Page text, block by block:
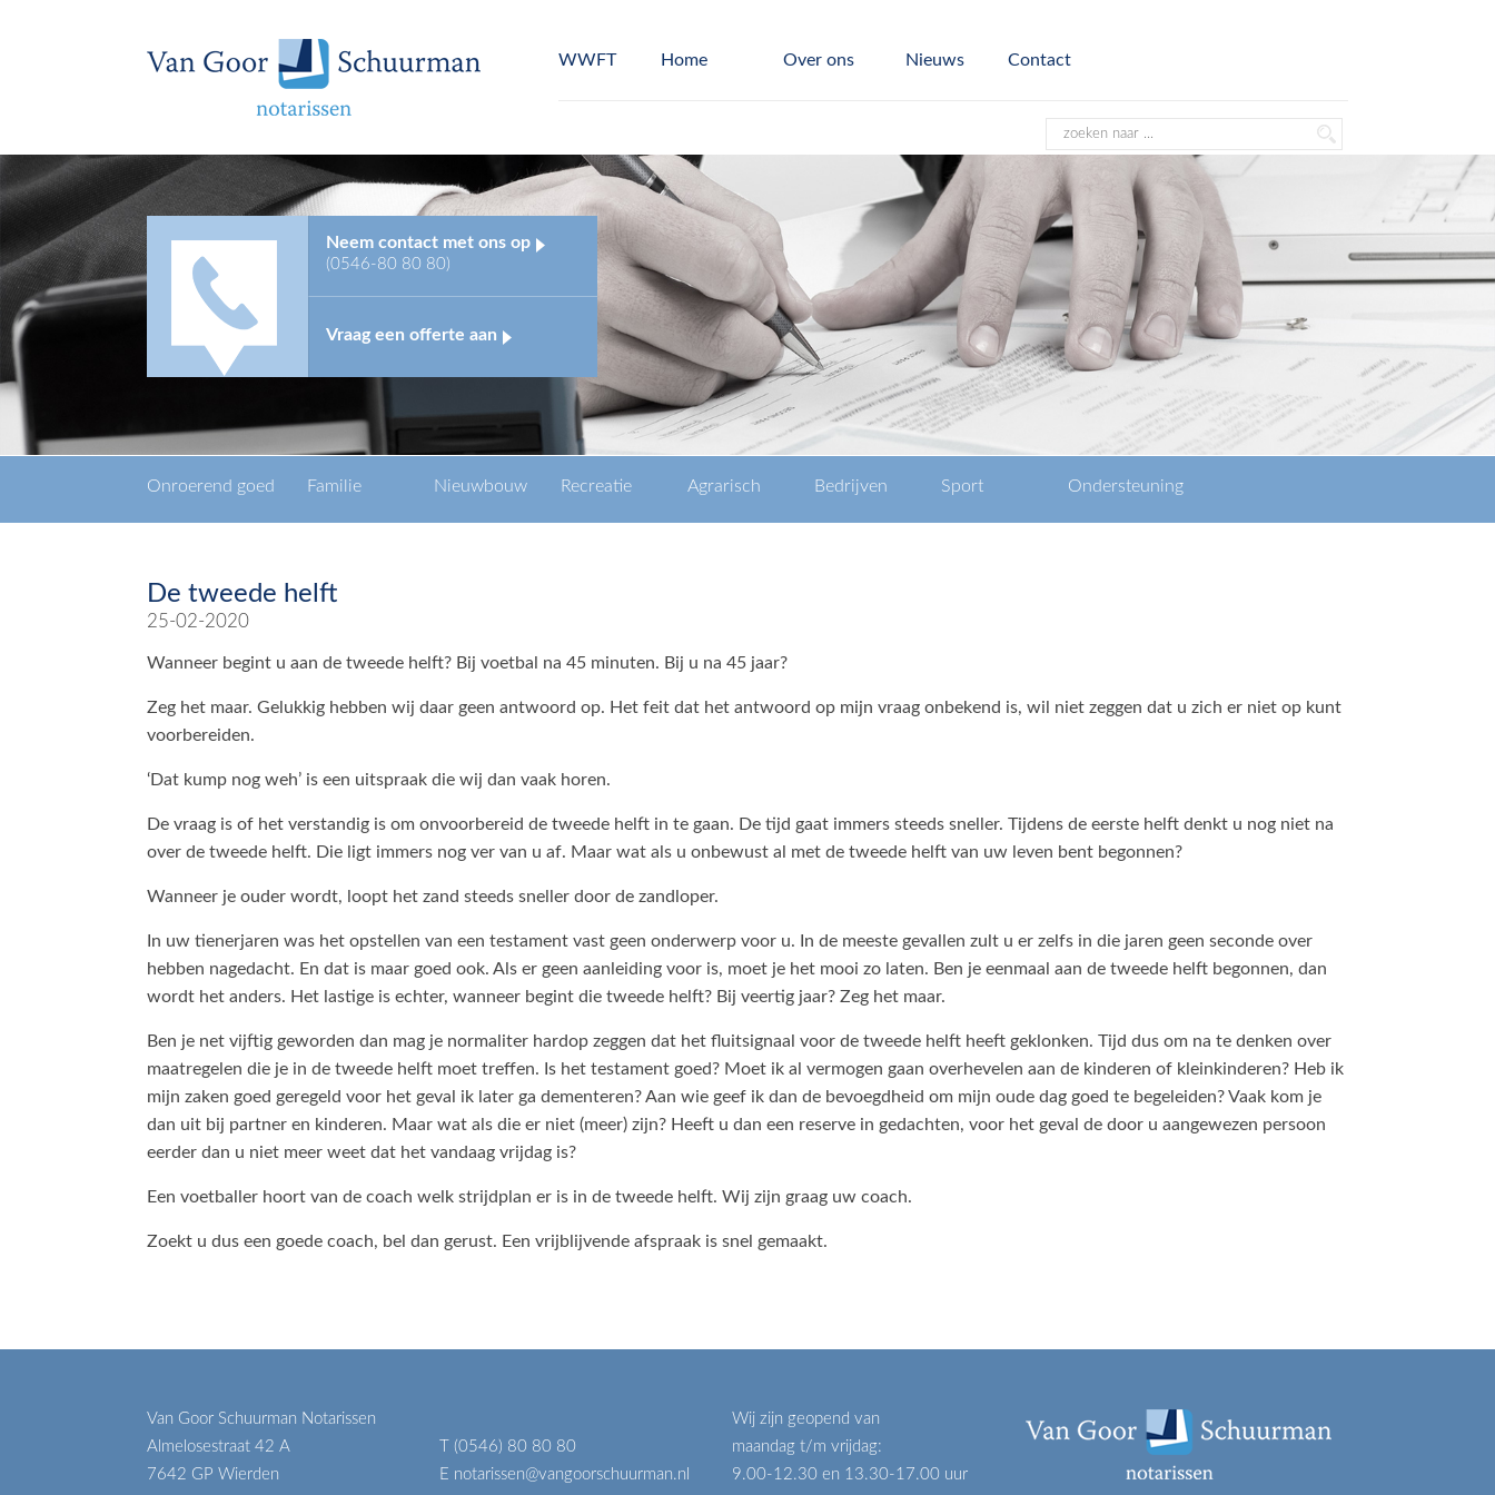
WWFT Home Over ons Nieuws Contact
Neem contact met ons op
(0546-80 80 80)
Vraag een offerte aan
Onroerend goed Familie Nieuwbouw Recreatie Agrarisch Bedrijven Sport Ondersteuning
De tweede helft
25-02-2020
Wanneer begint u aan de tweede helft? Bij voetbal na 45 minuten. Bij u na 45 jaar?
Zeg het maar. Gelukkig hebben wij daar geen antwoord op. Het feit dat het antwoord op mijn vraag onbekend is, wil niet zeggen dat u zich er niet op kunt
voorbereiden.
‘Dat kump nog weh’ is een uitspraak die wij dan vaak horen.
De vraag is of het verstandig is om onvoorbereid de tweede helft in te gaan. De tijd gaat immers steeds sneller. Tijdens de eerste helft denkt u nog niet na
over de tweede helft. Die ligt immers nog ver van u af. Maar wat als u onbewust al met de tweede helft van uw leven bent begonnen?
Wanneer je ouder wordt, loopt het zand steeds sneller door de zandloper.
In uw tienerjaren was het opstellen van een testament vast geen onderwerp voor u. In de meeste gevallen zult u er zelfs in die jaren geen seconde over
hebben nagedacht. En dat is maar goed ook. Als er geen aanleiding voor is, moet je het mooi zo laten. Ben je eenmaal aan de tweede helft begonnen, dan
wordt het anders. Het lastige is echter, wanneer begint die tweede helft? Bij veertig jaar? Zeg het maar.
Ben je net vijftig geworden dan mag je normaliter hardop zeggen dat het fluitsignaal voor de tweede helft heeft geklonken. Tijd dus om na te denken over
maatregelen die je in de tweede helft moet treffen. Is het testament goed? Moet ik al vermogen gaan overhevelen aan de kinderen of kleinkinderen? Heb ik
mijn zaken goed geregeld voor het geval ik later ga dementeren? Aan wie geef ik dan de bevoegdheid om mijn oude dag goed te begeleiden? Vaak kom je
dan uit bij partner en kinderen. Maar wat als die er niet (meer) zijn? Heeft u dan een reserve in gedachten, voor het geval de door u aangewezen persoon
eerder dan u niet meer weet dat het vandaag vrijdag is?
Een voetballer hoort van de coach welk strijdplan er is in de tweede helft. Wij zijn graag uw coach.
Zoekt u dus een goede coach, bel dan gerust. Een vrijblijvende afspraak is snel gemaakt.
Van Goor Schuurman Notarissen
Almelosestraat 42 A
7642 GP Wierden
T (0546) 80 80 80
E notarissen@vangoorschuurman.nl
Wij zijn geopend van
maandag t/m vrijdag:
9.00-12.30 en 13.30-17.00 uur